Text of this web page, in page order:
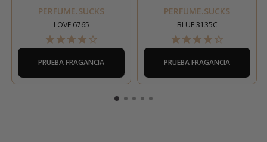
PERFUME.SUCKS
LOVE 6765
PRUEBA FRAGANCIA
PERFUME.SUCKS
BLUE 3135C
PRUEBA FRAGANCIA